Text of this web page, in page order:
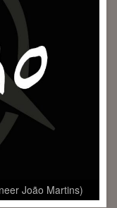
João Martins)